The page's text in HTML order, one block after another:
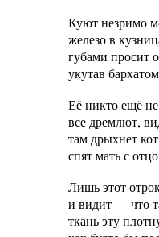
Куют незримо
железо в
губами просит
укутав
Её никто ещё не
все дремлют,
там дрыхнет
спят мать с
Лишь этот
и видит — что
ткань эту